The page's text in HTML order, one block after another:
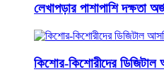
লেখাপড়ার পাশাপাশি দক্ষতা
কিশোর-কিশোরীদের